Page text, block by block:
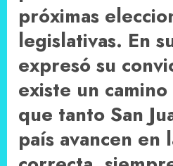
próximas
legislativas. En
expresó su
existe un
que tanto San
país avancen en